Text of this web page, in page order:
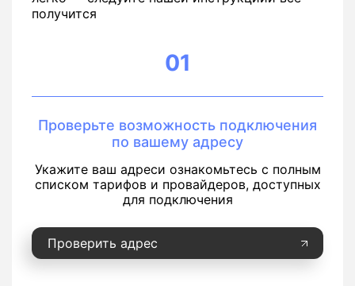
получится
01
Проверьте возможность подключения
по вашему адресу
Укажите ваш адреси ознакомьтесь с полным
списком тарифов и провайдеров, доступных
для подключения
Проверить адрес